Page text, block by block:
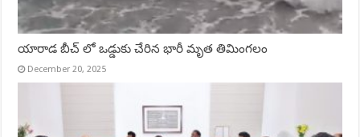
యారాడ బీచ్ లో ఒడ్డుకు చేరిన భారీ మృత తిమింగలం
December 20, 2025